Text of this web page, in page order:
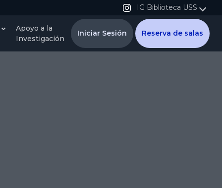
IG Biblioteca USS
Apoyo a la
Investigación
Iniciar Sesión Reserva de salas